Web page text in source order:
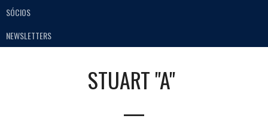
SÓCIOS
NEWSLETTERS
STUART "A"
—